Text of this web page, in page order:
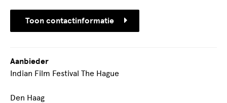
Toon contactinformatie
Aanbieder
Indian Film Festival The Hague
Den Haag